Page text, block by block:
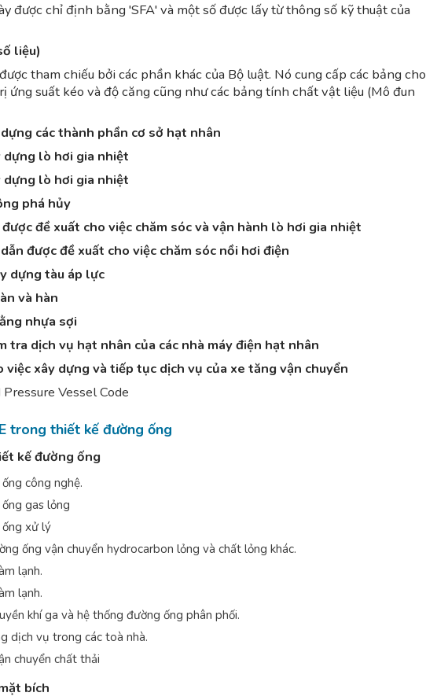
được chỉ định bằng 'SFA' và một số được lấy từ thông số kỹ thuật của
liệu)
tham chiếu bởi các phần khác của Bộ luật. Nó cung cấp các bảng cho
ứng suất kéo và độ căng cũng như các bảng tính chất vật liệu (Mô đun
các thành phần cơ sở hạt nhân
dựng lò hơi gia nhiệt
dựng lò hơi gia nhiệt
phá hủy
đề xuất cho việc chăm sóc và vận hành lò hơi gia nhiệt
được đề xuất cho việc chăm sóc nồi hơi điện
dựng tàu áp lực
và hàn
nhựa sợi
tra dịch vụ hạt nhân của các nhà máy điện hạt nhân
việc xây dựng và tiếp tục dịch vụ của xe tăng vận chuyển
Vessel Code
trong thiết kế đường ống
kế đường ống
công nghệ.
gas lỏng
xử lý
ống vận chuyển hydrocarbon lỏng và chất lỏng khác.
lạnh.
lạnh.
khí ga và hệ thống đường ống phân phối.
dịch vụ trong các toà nhà.
chuyển chất thải
bích